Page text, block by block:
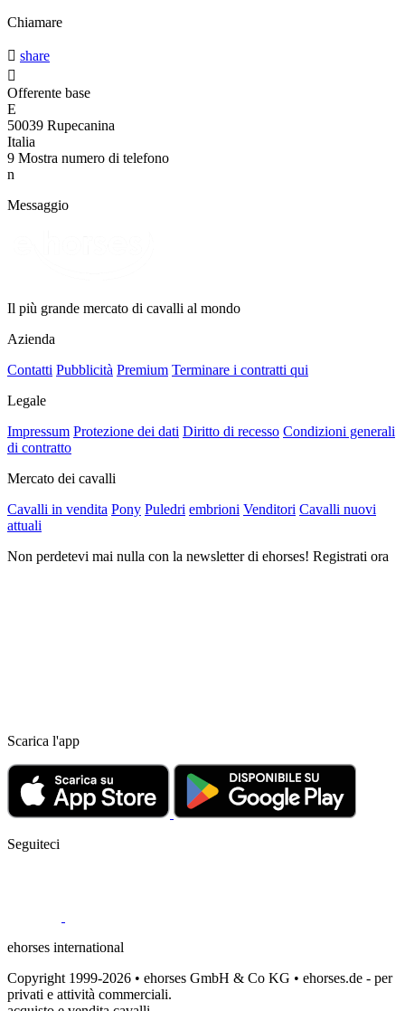
Chiamare
 share

Offerente base
E
50039 Rupecanina
Italia
9 Mostra numero di telefono
n
Messaggio
Il più grande mercato di cavalli al mondo
Azienda
Contatti Pubblicità Premium Terminare i contratti qui
Legale
Impressum Protezione dei dati Diritto di recesso Condizioni generali
di contratto
Mercato dei cavalli
Cavalli in vendita Pony Puledri embrioni Venditori Cavalli nuovi
attuali
Non perdetevi mai nulla con la newsletter di ehorses! Registrati ora
Scarica l'app
Seguiteci
ehorses international
Copyright 1999-2026 • ehorses GmbH & Co KG • ehorses.de - per
privati e attività commerciali.